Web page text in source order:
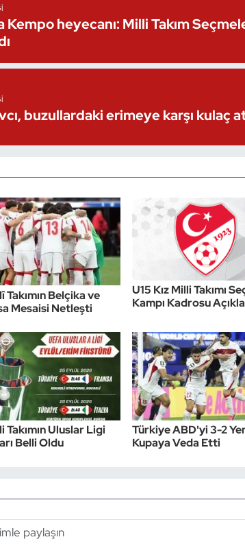
Kempo heyecanı: Milli Takım
buzullardaki erimeye karşı kulaç
Takımın Belçika ve
Mesaisi Netleşti
U15 Kız Milli Takımı
Kampı Kadrosu
Takımın Uluslar Ligi
Belli Oldu
Türkiye ABD'yi 3-2
Kupaya Veda Etti